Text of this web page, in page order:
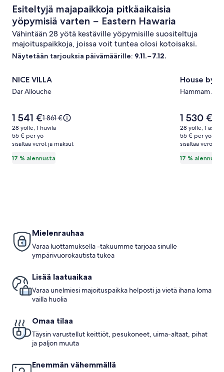
Esiteltyjä majapaikkoja pitkäaikaisia
yöpymisiä varten − Eastern Hawaria
Vähintään 28 yötä kestäville yöpymisille suositeltuja
majoituspaikkoja, joissa voit tuntea olosi kotoisaksi.
Näytetään tarjouksia päivämäärille: 9.11.−7.12.
NICE
VILLA
NICE VILLA
Dar Allouche
17 % alennusta
Hinta
on
1 541 €
1 541 €Hinta
oli
1 861 €,
katso
perushinnasta.
1 861 €
28 yölle, 1 huvila
55 € per yö
sisältää verot ja maksut
House
by
sea
House by
Hammam Al
17 % alennusta
Hinta
on
1 530 €
1 530 €
28 yölle, 1
55 € per yö
sisältää verot ja
Mielenrauhaa
Varaa luottamuksella -takuumme tarjoaa sinulle
ympärivuorokautista tukea
Lisää laatuaikaa
Varaa unelmiesi majoituspaikka helposti ja vietä ihana loma
vailla huolia
Omaa tilaa
Täysin varustellut keittiöt, pesukoneet, uima-altaat, pihat
ja paljon muuta
Enemmän vähemmällä